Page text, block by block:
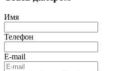
Имя
Телефон
E-mail